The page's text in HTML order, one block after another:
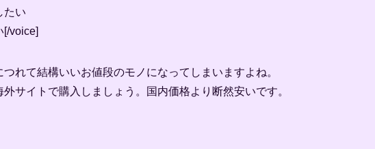
たい
[/voice]
れて結構いいお値段のモノになってしまいますよね。
サイトで購入しましょう。国内価格より断然安いです。